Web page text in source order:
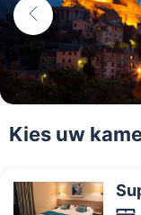
Kies uw